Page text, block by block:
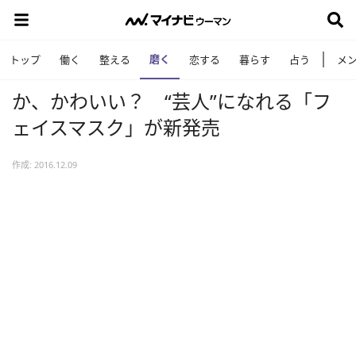
トップ 働く 整える 磨く 恋する 暮らす 占う メ
か、かわいい？ “芸人”になれる「フ
ェイスマスク」が新発売
作成: 2016.12.09